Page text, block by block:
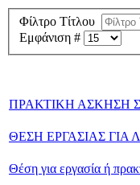
Φίλτρο Τίτλου
Εμφάνιση #
ΠΡΑΚΤΙΚΗ ΑΣΚΗΣΗ
ΘΕΣΗ ΕΡΓΑΣΙΑΣ
Θέση για εργασία ή